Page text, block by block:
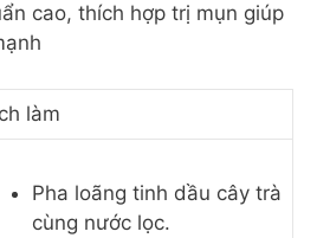
cao, thích hợp trị mụn giúp
làm
Pha loãng tinh dầu cây trà
cùng nước lọc.